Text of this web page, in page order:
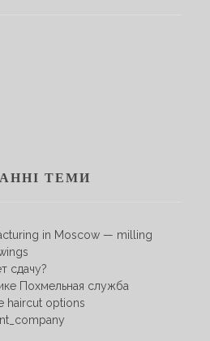
ТЕМИ
in Moscow — milling
сдачу?
Похмельная служба
haircut options